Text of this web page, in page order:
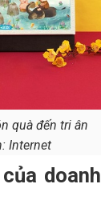
quà đến tri ân
Internet
doanh